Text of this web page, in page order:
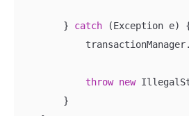
        }
catch (Exception e)
throw new
        }